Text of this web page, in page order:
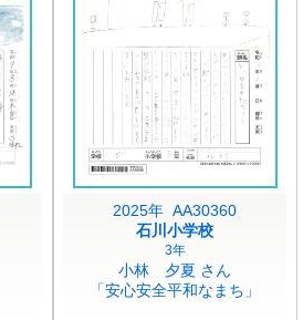
2025年 AA30360
石川小学校
3年
小林 夕夏 さん
「安心安全平和なまち」